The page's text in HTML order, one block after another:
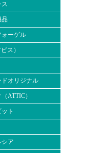
ス
品
ォーゲル
ス）
ドオリジナル
ATTIC）
ト
シア